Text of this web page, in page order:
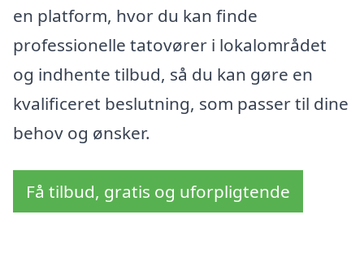
en platform, hvor du kan finde
professionelle tatovører i lokalområdet
og indhente tilbud, så du kan gøre en
kvalificeret beslutning, som passer til dine
behov og ønsker.
Få tilbud, gratis og uforpligtende